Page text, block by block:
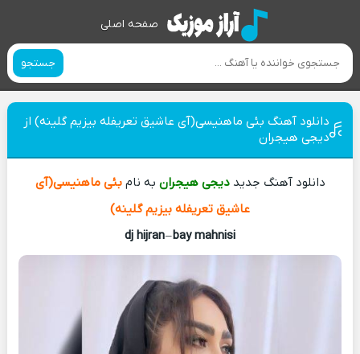
صفحه اصلی
جستجو
دانلود آهنگ بئی ماهنیسی(آی عاشیق تعریفله بیزیم گلینه) از
دیجی هیجران
دانلود آهنگ جدیددیجی هیجران به نامبئی ماهنیسی(آی
عاشیق تعریفله بیزیم گلینه)
dj hijran–bay mahnisi